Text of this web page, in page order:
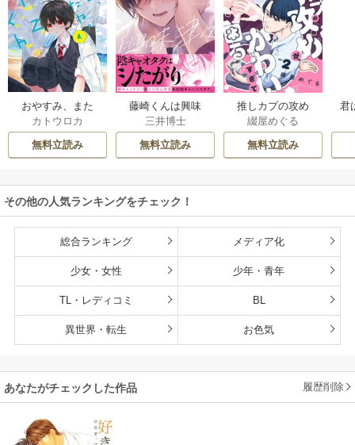
おやすみ、また
ね。ましろくん。
【電子限定漫画付
き】
カトウロカ
無料立読み
藤崎くんは興味
津々【コミックス
版】
三井博士
無料立読み
推しカプの攻め
が、かわいすぎて
困る
綴屋めぐる
無料立読み
君
その他の人気ランキングをチェック！
総合ランキング メディア化
少女・女性 少年・青年
TL・レディコミ BL
異世界・転生 お色気
あなたがチェックした作品 履歴削除